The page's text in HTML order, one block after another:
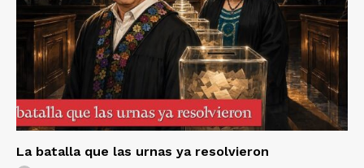
La batalla que las urnas ya resolvieron